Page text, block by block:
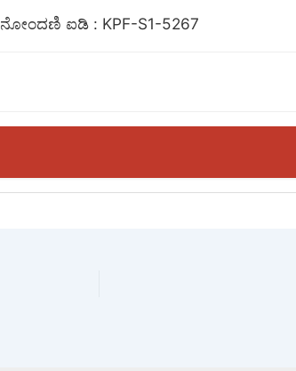
ನೋಂದಣಿ ಐಡಿ : KPF-S1-5267